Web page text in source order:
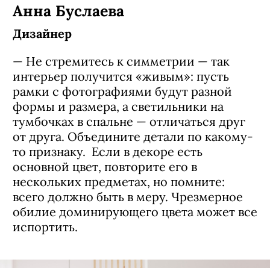
Анна Буслаева
Дизайнер
— Не стремитесь к симметрии — так
интерьер получится «живым»: пусть
рамки с фотографиями будут разной
формы и размера, а светильники на
тумбочках в спальне — отличаться друг
от друга. Объедините детали по какому-
то признаку. Если в декоре есть
основной цвет, повторите его в
нескольких предметах, но помните:
всего должно быть в меру. Чрезмерное
обилие доминирующего цвета может все
испортить.